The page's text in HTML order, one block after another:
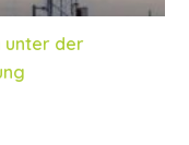
unter der